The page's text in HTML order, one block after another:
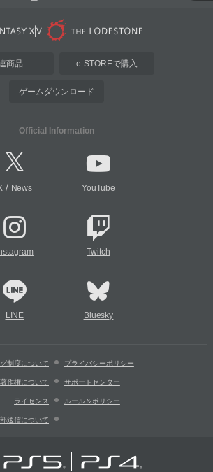
商品 e-STOREで購入
ゲームダウンロード
Official Information
/ News YouTube
Twitch
LINE Bluesky
制度について プライバシーポリシー
著作権について サポートセンター
ライセンス ルール＆ポリシー
送信について